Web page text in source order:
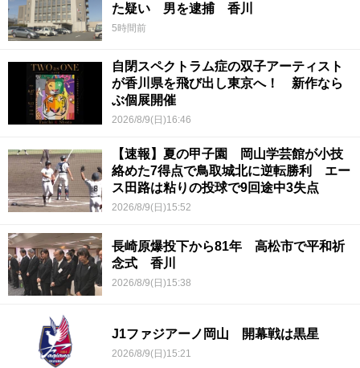
た疑い 男を逮捕 香川
5時間前
自閉スペクトラム症の双子アーティスト
が香川県を飛び出し東京へ！ 新作なら
ぶ個展開催
2026/8/9(日)16:46
【速報】夏の甲子園 岡山学芸館が小技
絡めた7得点で鳥取城北に逆転勝利 エー
ス田路は粘りの投球で9回途中3失点
2026/8/9(日)15:52
長崎原爆投下から81年 高松市で平和祈
念式 香川
2026/8/9(日)15:38
J1ファジアーノ岡山 開幕戦は黒星
2026/8/9(日)15:21